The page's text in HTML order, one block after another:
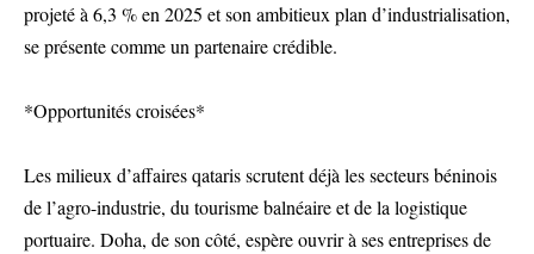
projeté à 6,3 % en 2025 et son ambitieux plan d’industrialisation,
se présente comme un partenaire crédible.
*Opportunités croisées*
Les milieux d’affaires qataris scrutent déjà les secteurs béninois
de l’agro-industrie, du tourisme balnéaire et de la logistique
portuaire. Doha, de son côté, espère ouvrir à ses entreprises de